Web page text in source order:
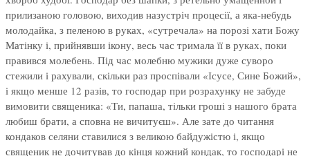
прилизаною головою, виходив назустріч процесії, а яка-небудь
молодайка, з пеленою в руках, «сутречала» на порозі хати Божу
Матінку і, прийнявши ікону, весь час тримала її в руках, поки
правився молебень. Під час молебню мужики дуже суворо
стежили і рахували, скільки раз проспівали «Ісусе, Сине Божий»,
і якщо менше 12 разів, то господар при розрахунку не забуде
вимовити священика: «Ти, папаша, тільки гроші з нашого брата
любиш брати, а сповна не вичитуєш». Але зате до читання
кондаков селяни ставилися з великою байдужістю і, якщо
священик не дочитував до кінця кожний кондак, то господарі не